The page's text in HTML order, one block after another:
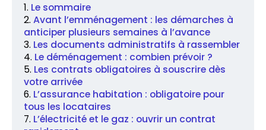
Le sommaire
Avant l’emménagement : les démarches à
anticiper plusieurs semaines à l’avance
Les documents administratifs à rassembler
Le déménagement : combien prévoir ?
Les contrats obligatoires à souscrire dès
votre arrivée
L’assurance habitation : obligatoire pour
tous les locataires
L’électricité et le gaz : ouvrir un contrat